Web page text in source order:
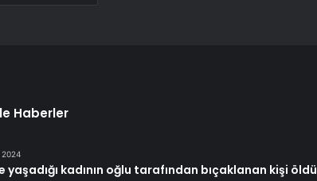
Haberler
2024
yaşadığı kadının oğlu tarafından bıçaklanan kişi öldü